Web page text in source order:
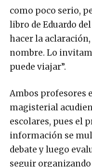
como poco serio,
libro de Eduardo del
hacer la
nombre. Lo
puede viajar”.
Ambos profesores
magisterial
escolares, pues el
información se
debate y luego
seguir